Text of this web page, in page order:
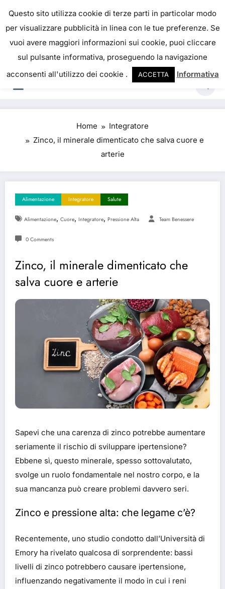
IL PORTALE DEL BENESSERE
La salute è come il denaro, non abbiamo mai una
vera idea del suo valore fino a quando la
perdiamo. Josh Billings
Home
Integratore
Zinco, il minerale dimenticato che salva cuore e
arterie
Alimentazione Integratore Salute
Alimentazione, Cuore, Integratore, Pressione Alta Team Benessere
0 Comments
Zinco, il minerale dimenticato che
salva cuore e arterie
Sapevi che una carenza di zinco potrebbe aumentare
seriamente il rischio di sviluppare ipertensione?
Ebbene sì, questo minerale, spesso sottovalutato,
svolge un ruolo fondamentale nel nostro corpo, e la
sua mancanza può creare problemi davvero seri.
Zinco e pressione alta: che legame c’è?
Recentemente, uno studio condotto dall’Università di
Emory ha rivelato qualcosa di sorprendente: bassi
livelli di zinco potrebbero causare ipertensione,
influenzando negativamente il modo in cui i reni
Questo sito utilizza cookie di terze parti in particolar modo
per visualizzare pubblicità in linea con le tue preferenze. Se
vuoi avere maggiori informazioni sui cookie, puoi cliccare
sul pulsante informativa, proseguendo la navigazione
acconsenti all'utilizzo dei cookie .
ACCETTA Informativa